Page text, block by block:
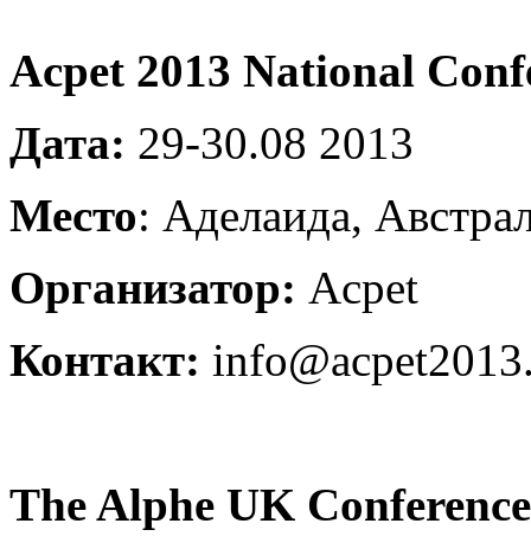
Acpet 2013 National
Дата: 29-30.08 2013
Место: Аделаида,
Организатор: Acpet
Контакт:
The Alphe UK Conference